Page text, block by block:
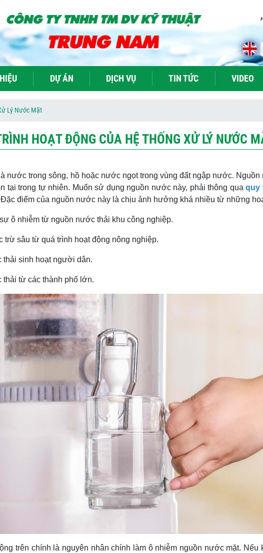
DỰ ÁN DỊCH VỤ TIN TỨC VIDEO
Lý Nước Mặt
HOẠT ĐỘNG CỦA HỆ THỐNG XỬ LÝ NƯỚC
nước trong sông, hồ hoặc nước ngọt trong vùng đất ngập nước.
tại trong tự nhiên. Muốn sử dụng nguồn nước này, phải thông qua quy
điểm của nguồn nước này là chịu ảnh hưởng khá nhiều từ những
ô nhiễm từ nguồn nước thải khu công nghiệp.
trừ sâu từ quá trình hoạt động nông nghiệp.
thải sinh hoạt người dân.
thải từ các thành phố lớn.
trên chính là nguyên nhân chính làm ô nhiễm nguồn nước mặt. Nếu